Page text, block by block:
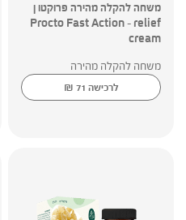
משחה להקלה מהירה פרוקטו ן
Procto Fast Action – relief
cream
משחה להקלה מהירה
לרכישה ₪ 71